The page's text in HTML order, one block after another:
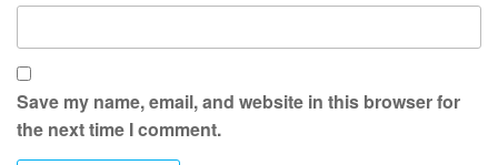
Save my name, email, and website in this browser for
the next time I comment.